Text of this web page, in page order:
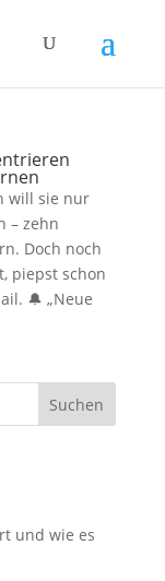
will sie nur
– zehn
Doch noch
piepst schon
🔔 „Neue
und wie es